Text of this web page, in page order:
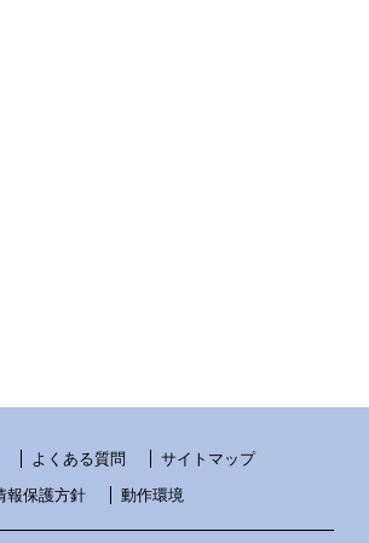
よくある質問
サイトマップ
報保護方針
動作環境